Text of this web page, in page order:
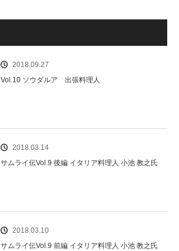
2018.09.27
Vol.10 ソウダルア 出張料理人
2018.03.14
サムライ伝Vol.9 後編 イタリア料理人 小池 教之氏
2018.03.10
サムライ伝Vol.9 前編 イタリア料理人 小池 教之氏